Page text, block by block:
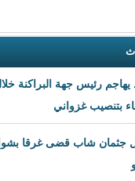
خلال
بشواطئ